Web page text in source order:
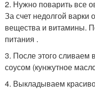
2. Нужно поварить все
За счет недолгой
вещества и витамины.
питания .
3. После этого сливаем
соусом (кунжутное
4. Выкладываем